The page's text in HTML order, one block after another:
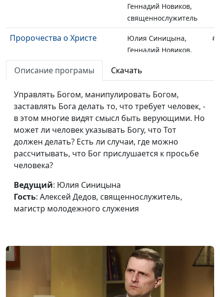
Геннадий Новиков,
священнослужитель
Пророчества о Христе
Юлия Синицына,
Геннадий Новиков,
В чьих руках наша судьба?
Юлия Синицына,
Геннадий Новиков,
священнослужитель
Предсказание, которое
Юлия Синицына,
Геннадий Новиков,
священнослужитель
Даниил в львином рве:
спасение праведника
Пир Валтасара:
Юлия Синицына,
Юлия Синицына,
Геннадий Новиков,
священнослужитель
Описание програмы Скачать
Управлять Богом, манипулировать Богом,
заставлять Бога делать то, что требует человек, -
в этом многие видят смысл быть верующими. Но
может ли человек указывать Богу, что Тот
должен делать? Есть ли случаи, где можно
рассчитывать, что Бог прислушается к просьбе
человека?
Ведущий: Юлия Синицына
Гость: Алексей Дедов, священнослужитель,
магистр молодежного служения